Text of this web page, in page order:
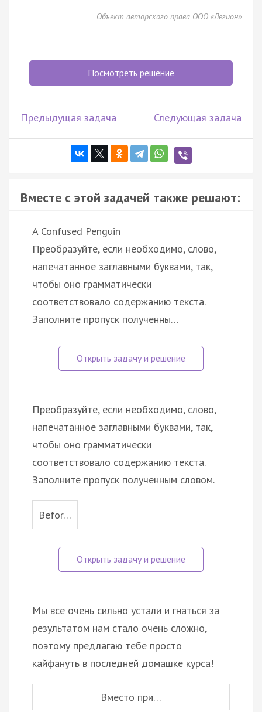
Объект авторского права ООО «Легион»
Посмотреть решение
Предыдущая задача Следующая задача
Вместе с этой задачей также решают:
A Confused Penguin
Преобразуйте, если необходимо, слово,
напечатанное заглавными буквами, так,
чтобы оно грамматически
соответствовало содержанию текста.
Заполните пропуск полученны…
Преобразуйте, если необходимо, слово,
напечатанное заглавными буквами, так,
чтобы оно грамматически
соответствовало содержанию текста.
Заполните пропуск полученным словом.
Befor…
Мы все очень сильно устали и гнаться за
результатом нам стало очень сложно,
поэтому предлагаю тебе просто
кайфануть в последней домашке курса!
Вместо при…